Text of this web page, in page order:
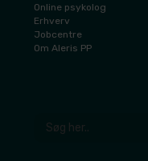
​Online psykolog
​Erhverv
​Jobcentre
​Om Aleris PP